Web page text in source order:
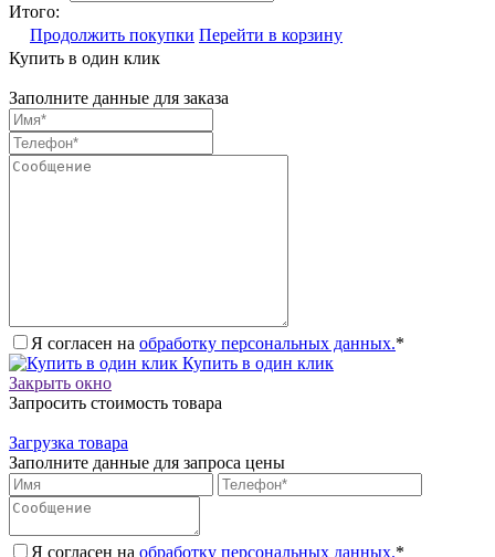
Итого:
Продолжить покупки Перейти в корзину
Купить в один клик
Заполните данные для заказа
Я согласен на обработку персональных данных.*
Купить в один клик
Закрыть окно
Запросить стоимость товара
Загрузка товара
Заполните данные для запроса цены
Я согласен на обработку персональных данных.*